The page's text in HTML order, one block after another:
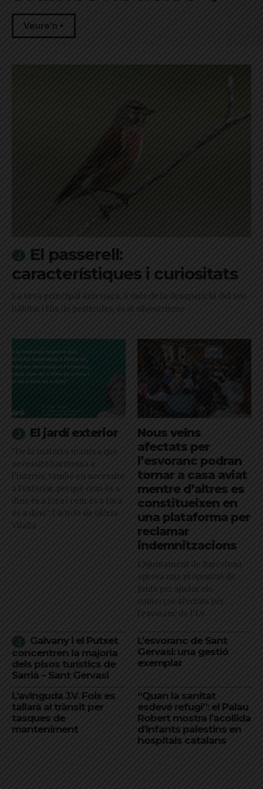
Veure'n +
El passerell:
característiques i curiositats
La seva principal amenaça, a més de la desaparició del seu
hàbitat i l'ús de pesticides, és el silvestrisme
El jardí exterior
"De la mateixa manera que
necessito harmonia a
l’interior, també en necessito
a l’exterior, perquè com és a
dins és a fora i com és a fora
és a dins": l'article de Glòria
Vilalta
Nous veïns
afectats per
l’esvoranc podran
tornar a casa aviat
mentre d’altres es
constitueixen en
una plataforma per
reclamar
indemnitzacions
L’Ajuntament de Barcelona
aprova una proposició de
Junts per ajudar els
comerços afectats per
l'esvoranc de l'L9
Galvany i el Putxet
concentren la majoria
dels pisos turístics de
Sarrià – Sant Gervasi
L’esvoranc de Sant
Gervasi: una gestió
exemplar
L’avinguda J.V. Foix es
tallarà al trànsit per
tasques de
manteniment
“Quan la sanitat
esdevé refugi”: el Palau
Robert mostra l’acollida
d’infants palestins en
hospitals catalans